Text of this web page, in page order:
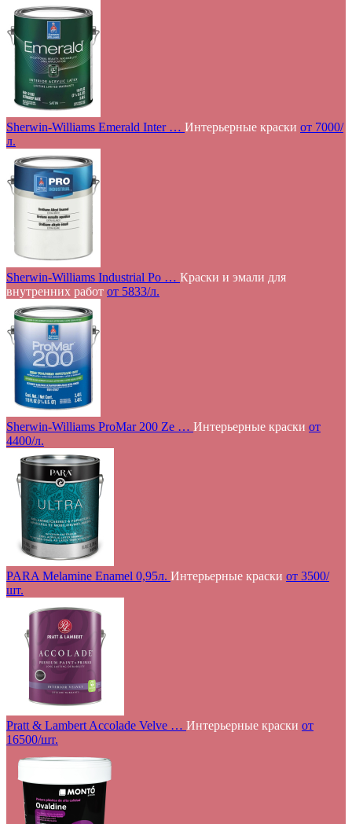
Sherwin-Williams Emerald Inter … Интерьерные краски от 7000/
л.
Sherwin-Williams Industrial Po … Краски и эмали для
внутренних работ от 5833/л.
Sherwin-Williams ProMar 200 Ze … Интерьерные краски от
4400/л.
PARA Melamine Enamel 0,95л. Интерьерные краски от 3500/
шт.
Pratt & Lambert Accolade Velve … Интерьерные краски от
16500/шт.